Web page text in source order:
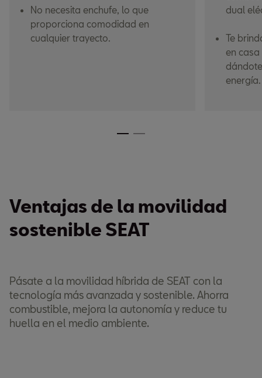
No necesita enchufe, lo que
proporciona comodidad en
cualquier trayecto.
dual
Te
en
energía.
Ventajas de la movilidad
sostenible SEAT
Pásate a la movilidad híbrida de SEAT con la
tecnología más avanzada y sostenible. Ahorra
combustible, mejora la autonomía y reduce tu
huella en el medio ambiente.